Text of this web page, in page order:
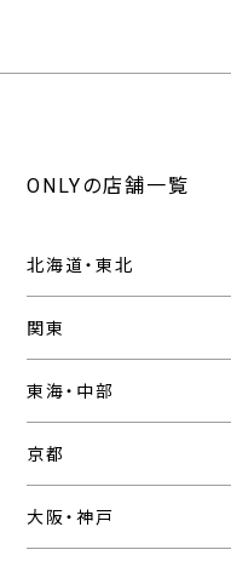
ONLYの店舗一覧
北海道・東北
関東
東海・中部
京都
大阪・神戸